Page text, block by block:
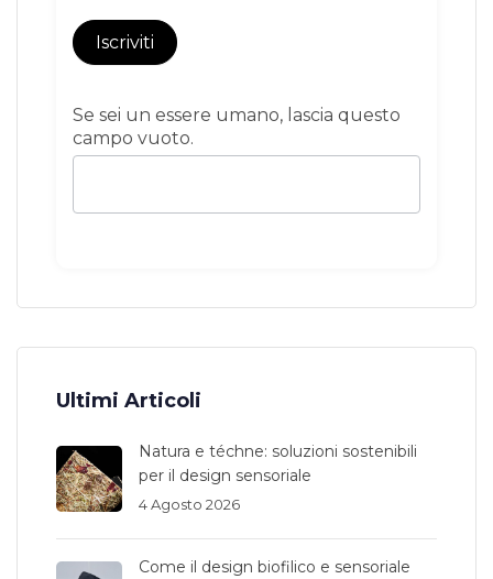
Iscriviti
Se sei un essere umano, lascia questo
campo vuoto.
Ultimi Articoli
Natura e téchne: soluzioni sostenibili
per il design sensoriale
4 Agosto 2026
Come il design biofilico e sensoriale